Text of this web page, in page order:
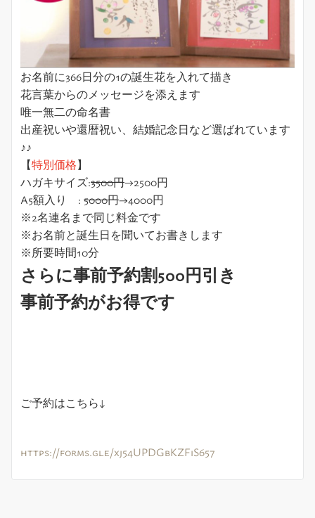
お名前に366日分の1の誕生花を入れて描き
花言葉からのメッセージを添えます
唯一無二の命名書
出産祝いや還暦祝い、結婚記念日など選ばれています
♪♪
【特別価格】
ハガキサイズ:3500円→2500円
A5額入り : 5000円→4000円
※2名連名まで同じ料金です
※お名前と誕生日を聞いてお書きします
※所要時間10分
さらに事前予約割500円引き
事前予約がお得です
ご予約はこちら↓
https://forms.gle/xj54UPDGbKZFiS657